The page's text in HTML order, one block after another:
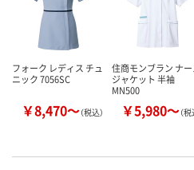
フォーク レディス チュ
ニック 7056SC
￥8,470～（税込）
住商モンブラン ナー
ジャケット 半袖
MN500
￥5,980～（税